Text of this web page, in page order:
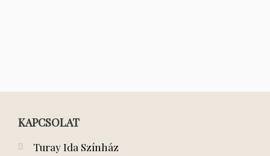
KAPCSOLAT
Turay Ida Színház